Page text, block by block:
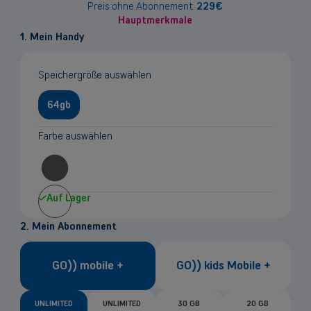
Preis ohne Abonnement 229€
Hauptmerkmale
1. Mein Handy
Speichergröße auswählen
64gb
Farbe auswählen
Auf Lager
2. Mein Abonnement
GO)) mobile + GO)) kids Mobile +
UNLIMITED UNLIMITED 30 GB 20 GB